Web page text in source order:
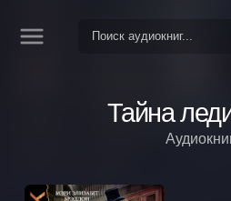
Тайна